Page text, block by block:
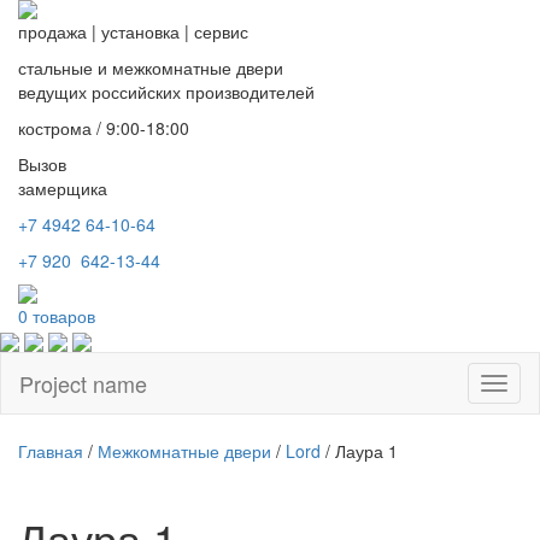
продажа | установка | сервис
стальные и межкомнатные двери
ведущих российских производителей
кострома / 9:00-18:00
Вызов
замерщика
+7 4942 64-10-64
+7 920 642-13-44
0 товаров
Project name
Главная / Межкомнатные двери / Lord / Лаура 1